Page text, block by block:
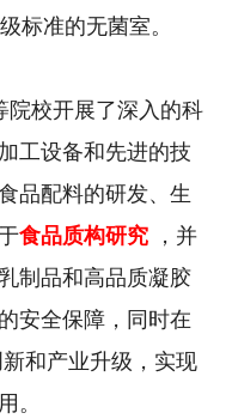
标准的无菌室。
院校开展了深入的科
工设备和先进的技
品配料的研发、生
食品质构研究 ，并
制品和高品质凝胶
安全保障，同时在
和产业升级，实现
。